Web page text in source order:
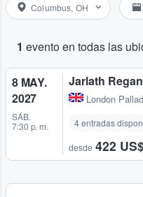
Columbus, OH
1 evento en todas las
8 MAY.
2027
SÁB.
7:30 p. m.
Jarlath
London
4 entradas
desde 422